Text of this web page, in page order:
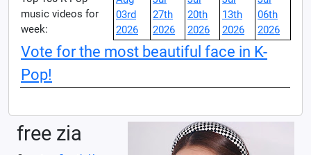
music videos for
week:
03rd
2026
27th
2026
20th
2026
13th
2026
06th
2026
Vote for the most beautiful face in K-
Pop!
free zia